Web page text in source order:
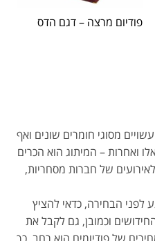
פודיום מרצה – דגם הדס
מסוגי חומרים שונים ואף
ואחרות – המיתוג הוא הכרים
של חברות מסחריות,
לפני הבחירה, כדאי להציץ
וכמובן, גם לקבל את
של פודיומים הוא רחב, כך